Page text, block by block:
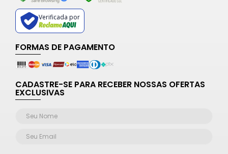
Verificada por
FORMAS DE PAGAMENTO
CADASTRE-SE PARA RECEBER NOSSAS OFERTAS
EXCLUSIVAS